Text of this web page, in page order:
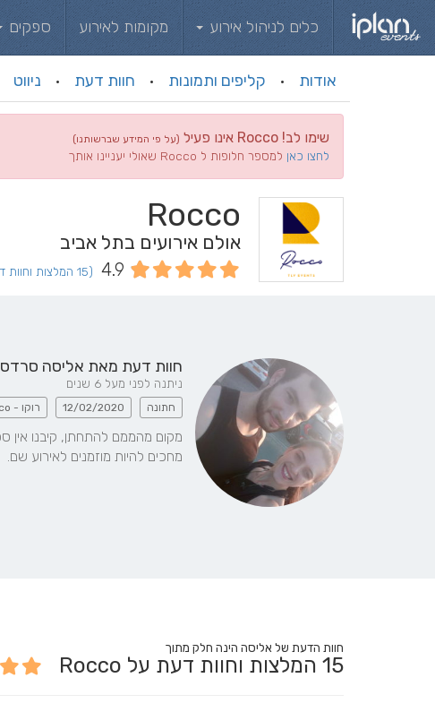
כלים לניהול אירוע מקומות לאירוע ספקים
אודות · קליפים ותמונות · חוות דעת · ניווט
שימו לב! Rocco אינו פעיל (על פי המידע שברשותנו)
לחצו כאן למספר חלופות ל Rocco שאולי יעניינו אותך
Rocco
אולם אירועים בתל אביב
4.9 (15 המלצות וחוות דעת)
חוות דעת מאת אליסה סרדס
ניתנה לפני מעל 6 שנים
חתונה 12/02/2020 רוקו - Rocco
מחכים להיות מוזמנים לאירוע שם.
חוות הדעת של אליסה הינה חלק מתוך
15 המלצות וחוות דעת על Rocco